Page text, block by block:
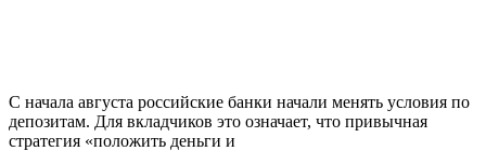
С начала августа российские банки начали менять условия по
депозитам. Для вкладчиков это означает, что привычная
стратегия «положить деньги и